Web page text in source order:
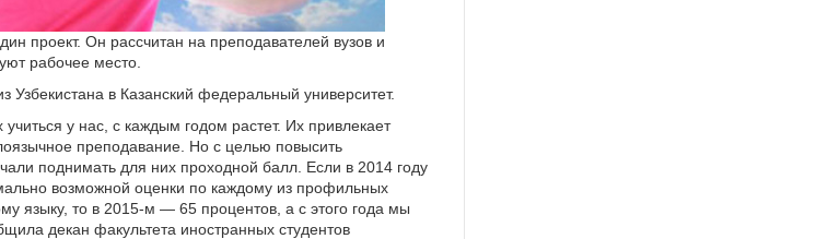
проект. Он рассчитан на преподавателей вузов и
рабочее место.
Узбекистана в Казанский федеральный университет.
у нас, с каждым годом растет. Их привлекает
преподавание. Но с целью повысить
поднимать для них проходной балл. Если в 2014 году
возможной оценки по каждому из профильных
языку, то в 2015-м — 65 процентов, а с этого года мы
декан факультета иностранных студентов